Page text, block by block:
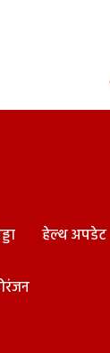
हेल्थ अपडेट